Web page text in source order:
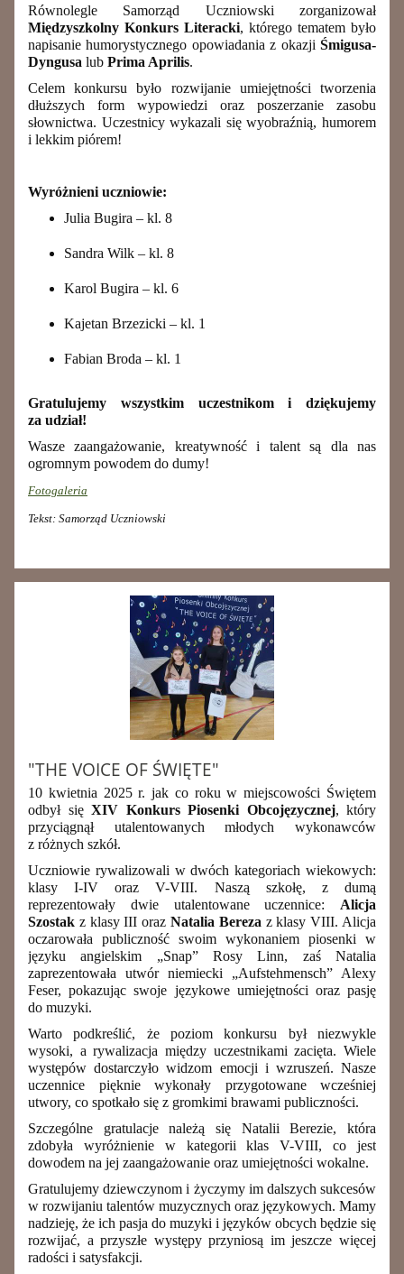
Równolegle Samorząd Uczniowski zorganizował
Międzyszkolny Konkurs Literacki, którego tematem było
napisanie humorystycznego opowiadania z okazji Śmigusa-
Dyngusa lub Prima Aprilis.
Celem konkursu było rozwijanie umiejętności tworzenia
dłuższych form wypowiedzi oraz poszerzanie zasobu
słownictwa. Uczestnicy wykazali się wyobraźnią, humorem
i lekkim piórem!
Wyróżnieni uczniowie:
Julia Bugira – kl. 8
Sandra Wilk – kl. 8
Karol Bugira – kl. 6
Kajetan Brzezicki – kl. 1
Fabian Broda – kl. 1
Gratulujemy wszystkim uczestnikom i dziękujemy
za udział!
Wasze zaangażowanie, kreatywność i talent są dla nas
ogromnym powodem do dumy!
Fotogaleria
Tekst: Samorząd Uczniowski
"THE VOICE OF ŚWIĘTE"
10 kwietnia 2025 r. jak co roku w miejscowości Świętem
odbył się XIV Konkurs Piosenki Obcojęzycznej, który
przyciągnął utalentowanych młodych wykonawców
z różnych szkół.
Uczniowie rywalizowali w dwóch kategoriach wiekowych:
klasy I-IV oraz V-VIII. Naszą szkołę, z dumą
reprezentowały dwie utalentowane uczennice: Alicja
Szostak z klasy III oraz Natalia Bereza z klasy VIII. Alicja
oczarowała publiczność swoim wykonaniem piosenki w
języku angielskim „Snap” Rosy Linn, zaś Natalia
zaprezentowała utwór niemiecki „Aufstehmensch” Alexy
Feser, pokazując swoje językowe umiejętności oraz pasję
do muzyki.
Warto podkreślić, że poziom konkursu był niezwykle
wysoki, a rywalizacja między uczestnikami zacięta. Wiele
występów dostarczyło widzom emocji i wzruszeń. Nasze
uczennice pięknie wykonały przygotowane wcześniej
utwory, co spotkało się z gromkimi brawami publiczności.
Szczególne gratulacje należą się Natalii Berezie, która
zdobyła wyróżnienie w kategorii klas V-VIII, co jest
dowodem na jej zaangażowanie oraz umiejętności wokalne.
Gratulujemy dziewczynom i życzymy im dalszych sukcesów
w rozwijaniu talentów muzycznych oraz językowych. Mamy
nadzieję, że ich pasja do muzyki i języków obcych będzie się
rozwijać, a przyszłe występy przyniosą im jeszcze więcej
radości i satysfakcji.